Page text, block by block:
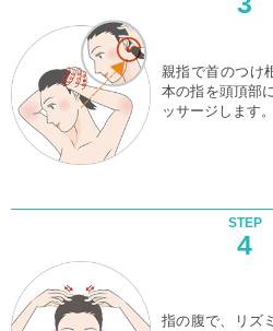
親指で首のつけ
本の指を頭頂部
ッサージします。
STEP
4
指の腹で、リズ